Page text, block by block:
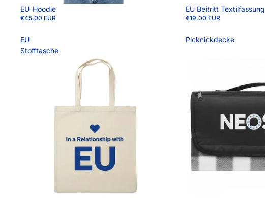
EU-Hoodie
€45,00 EUR
EU Beitritt Textilfassung
€19,00 EUR
EU
Stofftasche
Picknickdecke